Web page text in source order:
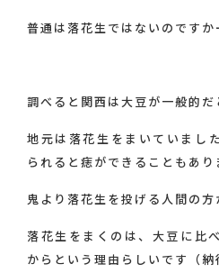
普通は落花生ではないのです
調べると関西は大豆が一般的
地元は落花生をまいていまし
られると痣ができることもあり
鬼より落花生を投げる人間の方
落花生をまくのは、大豆に比
からという理由らしいです（納